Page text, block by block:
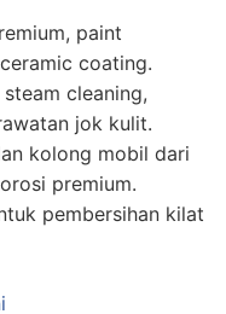
paint
coating.
steam cleaning,
jok kulit.
kolong mobil dari
premium.
pembersihan kilat